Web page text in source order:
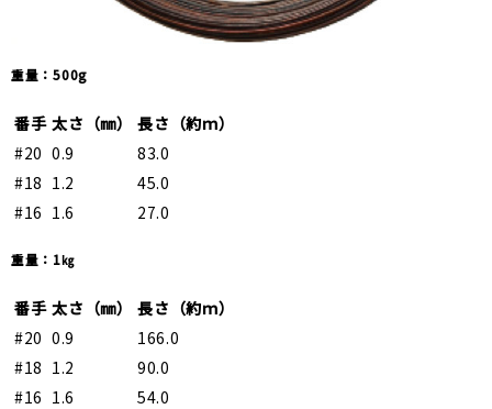
重量：500g
番手 太さ（㎜）
長さ（約ｍ）
#20 0.9
83.0
#18 1.2
45.0
#16 1.6 27.0
重量：1㎏
番手 太さ（㎜）
長さ（約ｍ）
#20 0.9
166.0
#18 1.2
90.0
#16 1.6 54.0